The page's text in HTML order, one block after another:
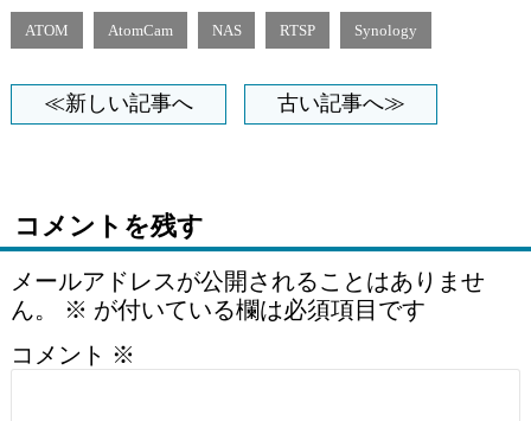
ATOM AtomCam NAS RTSP Synology
≪新しい記事へ 古い記事へ≫
コメントを残す
メールアドレスが公開されることはありませ
ん。
※ が付いている欄は必須項目です
コメント ※